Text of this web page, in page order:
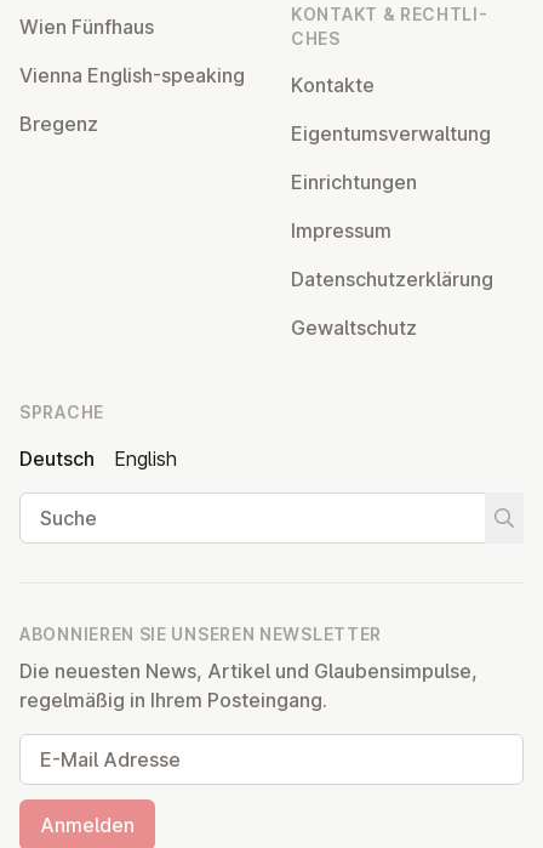
Wien Fünfhaus
Vienna English-speaking
Bregenz
KONTAKT & RECHT­LI­
CHES
Kontakte
Ei­gen­tums­ver­wal­tung
Ein­rich­tun­gen
Impressum
Da­ten­schutz­er­klä­rung
Ge­walt­schutz
SPRACHE
Deutsch
English
Suche
ABONNIEREN SIE UNSEREN NEWSLETTER
Die neuesten News, Artikel und Glaubensimpulse,
regelmäßig in Ihrem Posteingang.
E-Mail Adresse
Anmelden